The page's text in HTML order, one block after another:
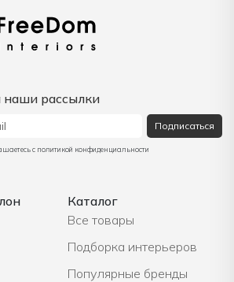
Каталог
Все товары
Подборка интерьеров
Популярные бренды
рассылки
Подписаться
с политикой конфиденциальности